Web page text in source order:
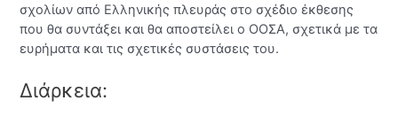
σχολίων από Ελληνικής πλευράς στο σχέδιο έκθεσης
που θα συντάξει και θα αποστείλει ο ΟΟΣΑ, σχετικά με τα
ευρήματα και τις σχετικές συστάσεις του.
Διάρκεια: